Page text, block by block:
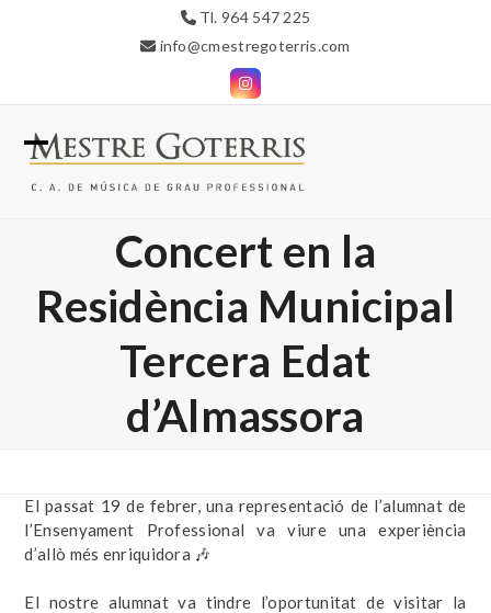
Tl. 964 547 225
info@cmestregoterris.com
Instagram
Open
Close
Concert en la
Residència Municipal
Tercera Edat
d’Almassora
El passat 19 de febrer, una representació de l’alumnat de
l’Ensenyament Professional va viure una experiència
d’allò més enriquidora 🎶
El nostre alumnat va tindre l’oportunitat de visitar la